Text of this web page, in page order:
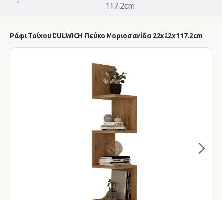
117.2cm
Ράφι Τοίχου DULWICH Πεύκο Μοριοσανίδα 22x22x117.2cm